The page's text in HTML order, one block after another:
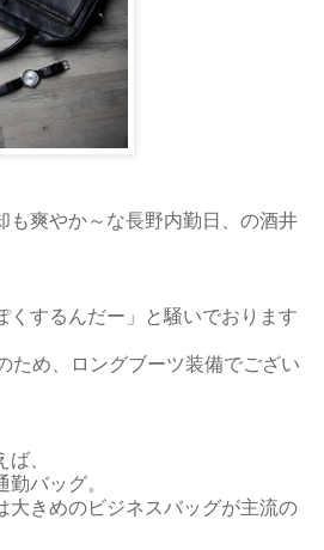
も爽やか～な長野内勤日、の酒井
くするんだー」と騒いでおります
ため、ロングブーツ装備でござい
、
バッグ。
大きめのビジネスバッグが主流の